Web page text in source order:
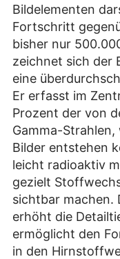
Bildelementen
Fortschritt
bisher nur
zeichnet sich der
eine
Er erfasst im
Prozent der von
Gamma-
Bilder entstehen
leicht radioaktiv
gezielt
sichtbar machen.
erhöht die
ermöglicht den
in den